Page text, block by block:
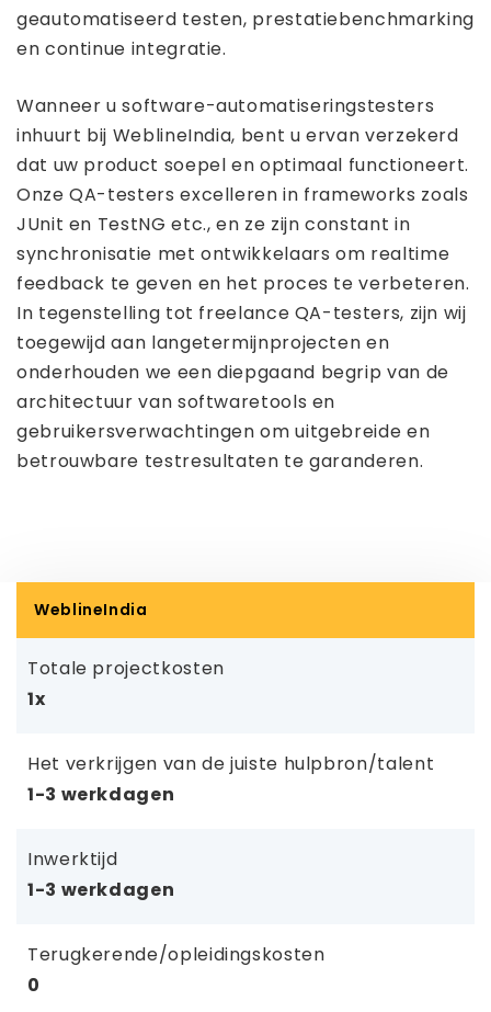
geautomatiseerd testen, prestatiebenchmarking
en continue integratie.
Wanneer u software-automatiseringstesters
inhuurt bij WeblineIndia, bent u ervan verzekerd
dat uw product soepel en optimaal functioneert.
Onze QA-testers excelleren in frameworks zoals
JUnit en TestNG etc., en ze zijn constant in
synchronisatie met ontwikkelaars om realtime
feedback te geven en het proces te verbeteren.
In tegenstelling tot freelance QA-testers, zijn wij
toegewijd aan langetermijnprojecten en
onderhouden we een diepgaand begrip van de
architectuur van softwaretools en
gebruikersverwachtingen om uitgebreide en
betrouwbare testresultaten te garanderen.
WeblineIndia
Totale projectkosten
1x
Het verkrijgen van de juiste hulpbron/talent
1-3 werkdagen
Inwerktijd
1-3 werkdagen
Terugkerende/opleidingskosten
0